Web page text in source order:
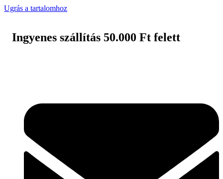
Ugrás a tartalomhoz
Ingyenes szállítás 50.000 Ft felett